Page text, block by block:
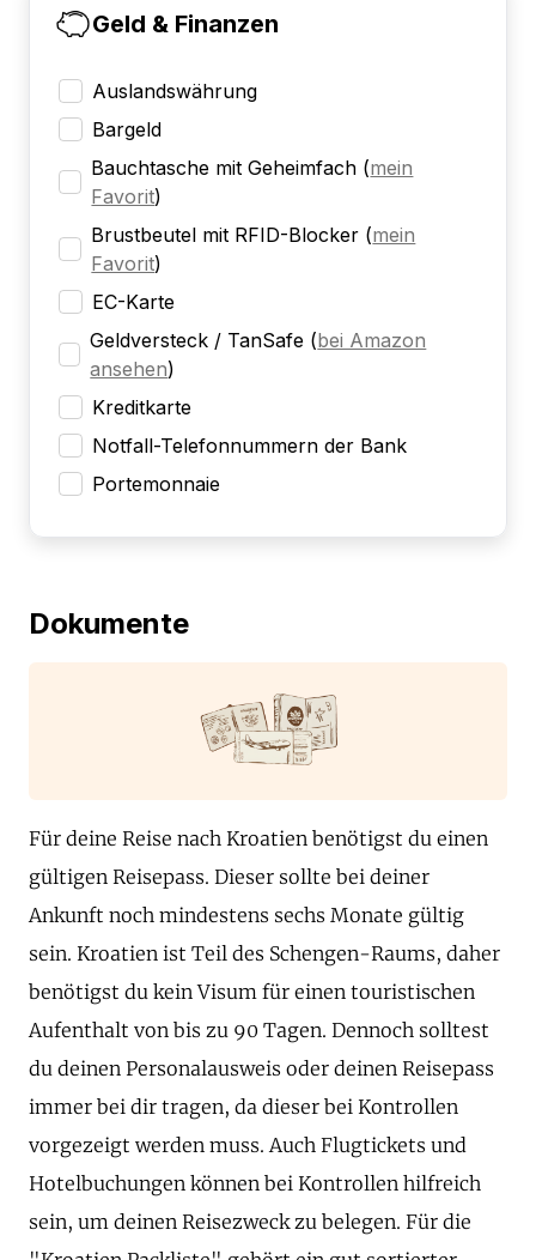
Geld & Finanzen
Auslandswährung
Bargeld
Bauchtasche mit Geheimfach (mein
Favorit)
Brustbeutel mit RFID-Blocker (mein
Favorit)
EC-Karte
Geldversteck / TanSafe (bei Amazon
ansehen)
Kreditkarte
Notfall-Telefonnummern der Bank
Portemonnaie
Dokumente
Für deine Reise nach Kroatien benötigst du einen
gültigen Reisepass. Dieser sollte bei deiner
Ankunft noch mindestens sechs Monate gültig
sein. Kroatien ist Teil des Schengen-Raums, daher
benötigst du kein Visum für einen touristischen
Aufenthalt von bis zu 90 Tagen. Dennoch solltest
du deinen Personalausweis oder deinen Reisepass
immer bei dir tragen, da dieser bei Kontrollen
vorgezeigt werden muss. Auch Flugtickets und
Hotelbuchungen können bei Kontrollen hilfreich
sein, um deinen Reisezweck zu belegen. Für die